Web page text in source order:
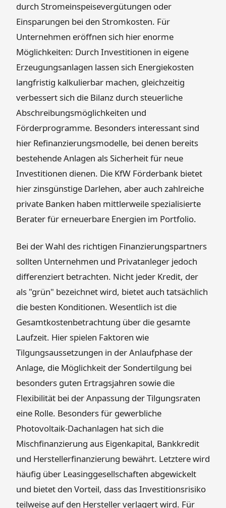
durch Stromeinspeisevergütungen oder
Einsparungen bei den Stromkosten. Für
Unternehmen eröffnen sich hier enorme
Möglichkeiten: Durch Investitionen in eigene
Erzeugungsanlagen lassen sich Energiekosten
langfristig kalkulierbar machen, gleichzeitig
verbessert sich die Bilanz durch steuerliche
Abschreibungsmöglichkeiten und
Förderprogramme. Besonders interessant sind
hier Refinanzierungsmodelle, bei denen bereits
bestehende Anlagen als Sicherheit für neue
Investitionen dienen. Die KfW Förderbank bietet
hier zinsgünstige Darlehen, aber auch zahlreiche
private Banken haben mittlerweile spezialisierte
Berater für erneuerbare Energien im Portfolio.
Bei der Wahl des richtigen Finanzierungspartners
sollten Unternehmen und Privatanleger jedoch
differenziert betrachten. Nicht jeder Kredit, der
als "grün" bezeichnet wird, bietet auch tatsächlich
die besten Konditionen. Wesentlich ist die
Gesamtkostenbetrachtung über die gesamte
Laufzeit. Hier spielen Faktoren wie
Tilgungsaussetzungen in der Anlaufphase der
Anlage, die Möglichkeit der Sondertilgung bei
besonders guten Ertragsjahren sowie die
Flexibilität bei der Anpassung der Tilgungsraten
eine Rolle. Besonders für gewerbliche
Photovoltaik-Dachanlagen hat sich die
Mischfinanzierung aus Eigenkapital, Bankkredit
und Herstellerfinanzierung bewährt. Letztere wird
häufig über Leasinggesellschaften abgewickelt
und bietet den Vorteil, dass das Investitionsrisiko
teilweise auf den Hersteller verlagert wird. Für